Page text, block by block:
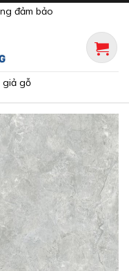
đảm bảo
giả gỗ